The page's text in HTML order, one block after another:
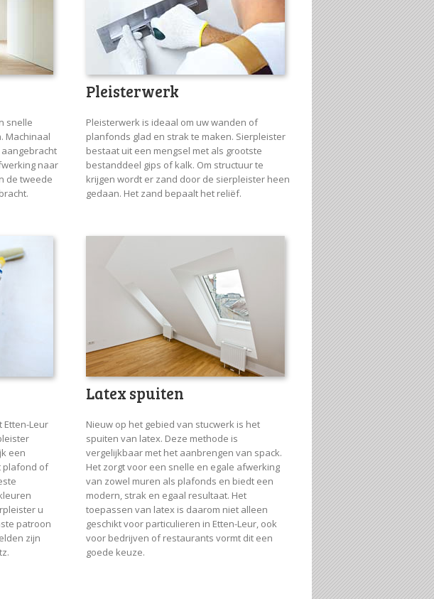
snelle
Machinaal
naar
de tweede
Pleisterwerk
Pleisterwerk is ideaal om uw wanden of
planfonds glad en strak te maken. Sierpleister
bestaat uit een mengsel met als grootste
bestanddeel gips of kalk. Om structuur te
krijgen wordt er zand door de sierpleister heen
gedaan. Het zand bepaalt het reliëf.
Leur
een
plafond of
u
patroon
zijn
Latex spuiten
Nieuw op het gebied van stucwerk is het
spuiten van latex. Deze methode is
vergelijkbaar met het aanbrengen van spack.
Het zorgt voor een snelle en egale afwerking
van zowel muren als plafonds en biedt een
modern, strak en egaal resultaat. Het
toepassen van latex is daarom niet alleen
geschikt voor particulieren in Etten-Leur, ook
voor bedrijven of restaurants vormt dit een
goede keuze.